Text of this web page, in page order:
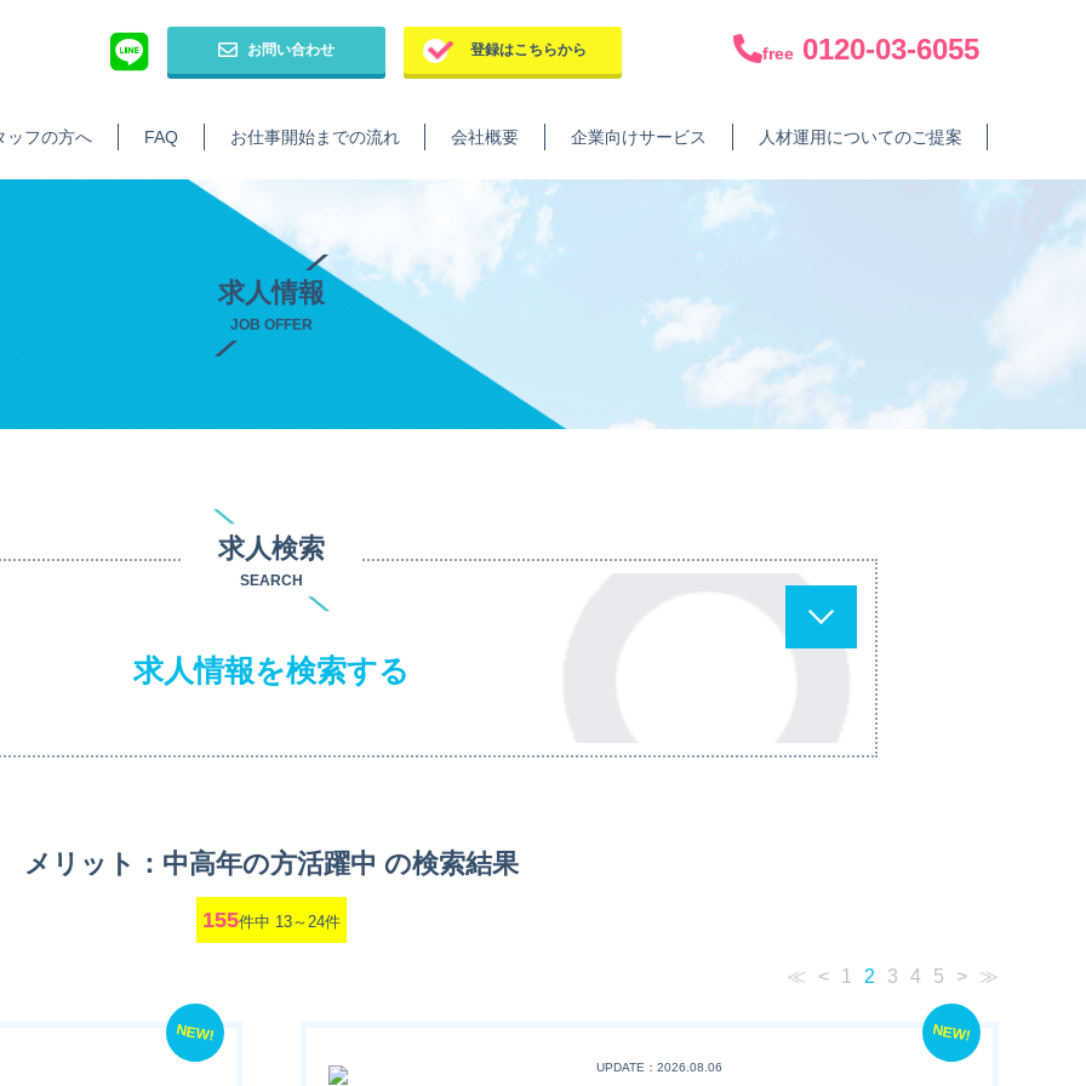
お問い合わせ 登録はこちらから free 0120-03-6055
ッフの方へ FAQ お仕事開始までの流れ 会社概要 企業向けサービス 人材運用についてのご提案
求人情報
JOB OFFER
求人検索
SEARCH
求人情報を検索する
メリット：中高年の方活躍中 の検索結果
155件中 13～24件
≪ < 1 2 3 4 5 > ≫
NEW! NEW!
UPDATE：2026.08.06